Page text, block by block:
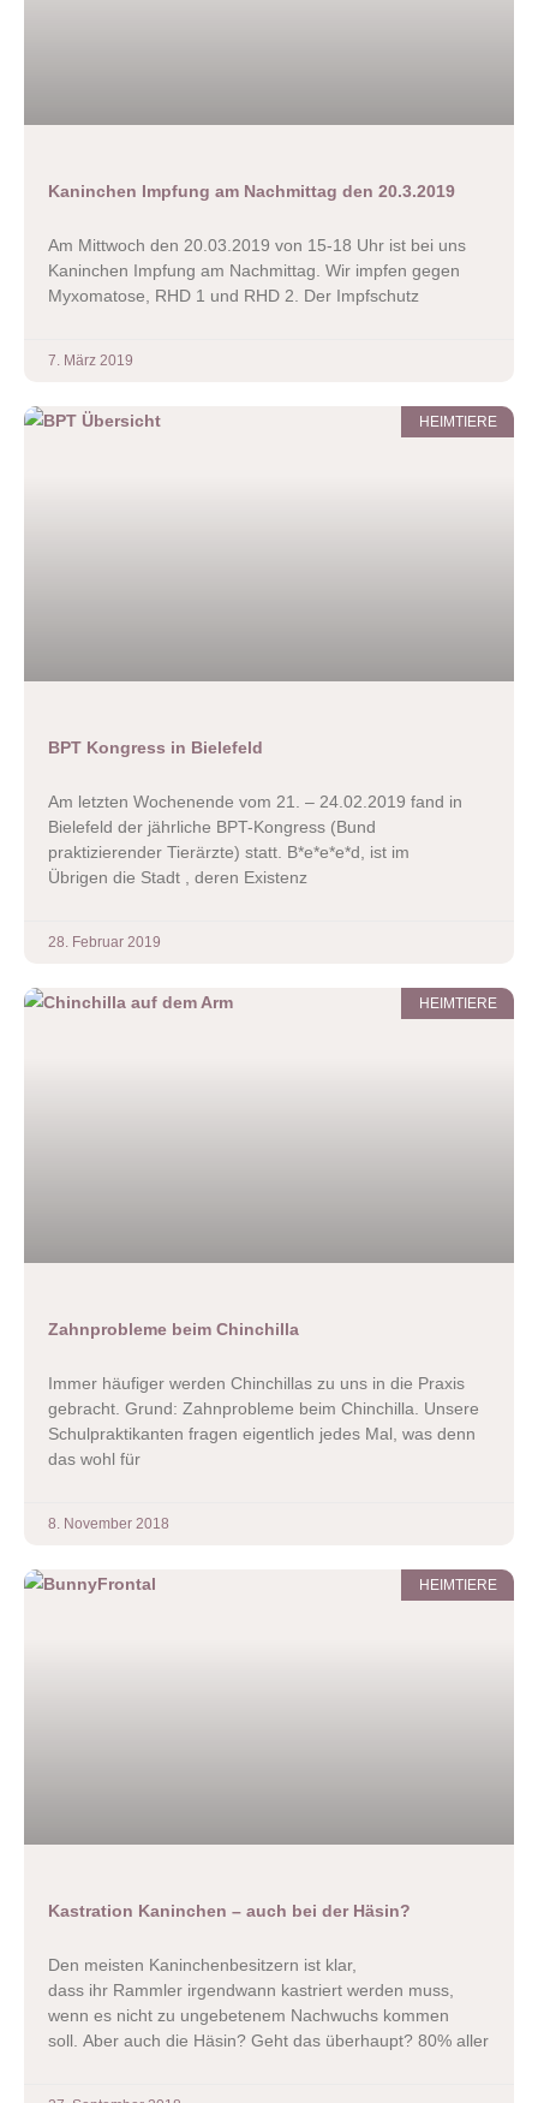
Kaninchen Impfung am Nachmittag den 20.3.2019
Am Mittwoch den 20.03.2019 von 15-18 Uhr ist bei uns
Kaninchen Impfung am Nachmittag. Wir impfen gegen
Myxomatose, RHD 1 und RHD 2. Der Impfschutz
7. März 2019
HEIMTIERE
BPT Kongress in Bielefeld
Am letzten Wochenende vom 21. – 24.02.2019 fand in
Bielefeld der jährliche BPT-Kongress (Bund
praktizierender Tierärzte) statt. B*e*e*e*d, ist im
Übrigen die Stadt , deren Existenz
28. Februar 2019
HEIMTIERE
Zahnprobleme beim Chinchilla
Immer häufiger werden Chinchillas zu uns in die Praxis
gebracht. Grund: Zahnprobleme beim Chinchilla. Unsere
Schulpraktikanten fragen eigentlich jedes Mal, was denn
das wohl für
8. November 2018
HEIMTIERE
Kastration Kaninchen – auch bei der Häsin?
Den meisten Kaninchenbesitzern ist klar,
dass ihr Rammler irgendwann kastriert werden muss,
wenn es nicht zu ungebetenem Nachwuchs kommen
soll. Aber auch die Häsin? Geht das überhaupt? 80% aller